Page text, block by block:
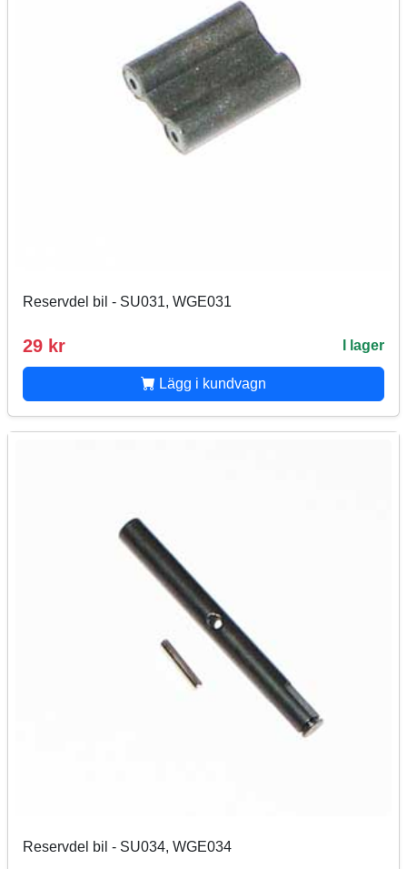
Reservdel bil - SU031, WGE031
29 kr I lager
Lägg i kundvagn
Reservdel bil - SU034, WGE034